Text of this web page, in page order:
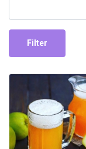
Filter